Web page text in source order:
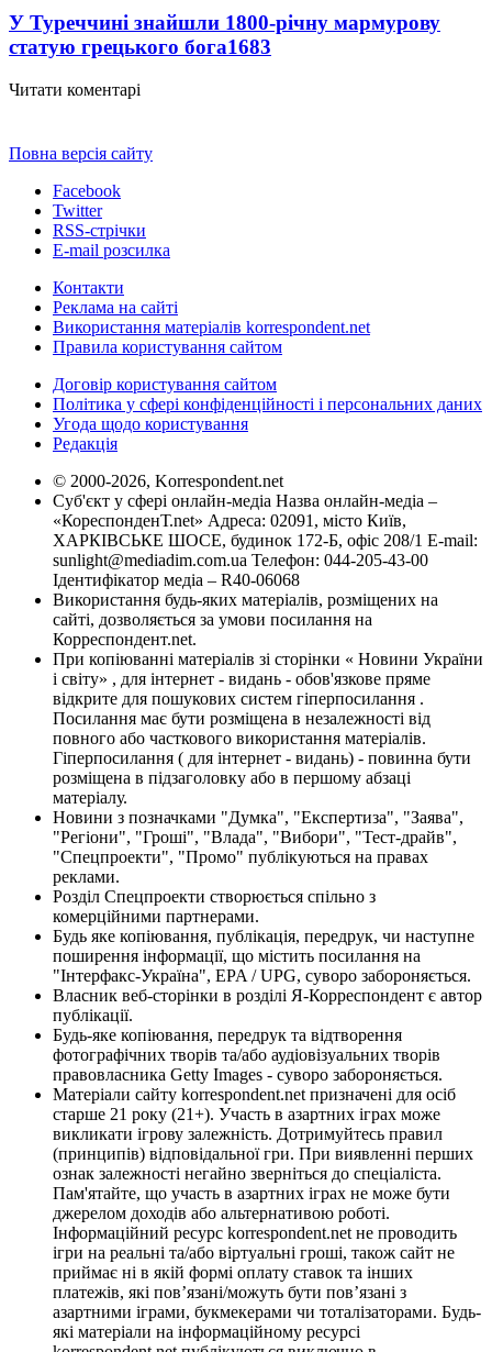
У Туреччині знайшли 1800-річну мармурову
статую грецького бога1683
Читати коментарі
Повна версія сайту
Facebook
Twitter
RSS-стрічки
E-mail розсилка
Контакти
Реклама на сайті
Використання матеріалів korrespondent.net
Правила користування сайтом
Договір користування сайтом
Політика у сфері конфіденційності і персональних даних
Угода щодо користування
Редакція
© 2000-2026, Korrespondent.net
Суб'єкт у сфері онлайн-медіа Назва онлайн-медіа –
«КореспонденТ.net» Адреса: 02091, місто Київ,
ХАРКІВСЬКЕ ШОСЕ, будинок 172-Б, офіс 208/1 E-mail:
sunlight@mediadim.com.ua Телефон: 044-205-43-00
Ідентифікатор медіа – R40-06068
Використання будь-яких матеріалів, розміщених на
сайті, дозволяється за умови посилання на
Корреспондент.net.
При копіюванні матеріалів зі сторінки « Новини України
і світу» , для інтернет - видань - обов'язкове пряме
відкрите для пошукових систем гіперпосилання .
Посилання має бути розміщена в незалежності від
повного або часткового використання матеріалів.
Гіперпосилання ( для інтернет - видань) - повинна бути
розміщена в підзаголовку або в першому абзаці
матеріалу.
Новини з позначками "Думка", "Експертиза", "Заява",
"Регіони", "Гроші", "Влада", "Вибори", "Тест-драйв",
"Спецпроекти", "Промо" публікуються на правах
реклами.
Розділ Спецпроекти створюється спільно з
комерційними партнерами.
Будь яке копіювання, публікація, передрук, чи наступне
поширення інформації, що містить посилання на
"Інтерфакс-Україна", EPA / UPG, суворо забороняється.
Власник веб-сторінки в розділі Я-Корреспондент є автор
публікації.
Будь-яке копіювання, передрук та відтворення
фотографічних творів та/або аудіовізуальних творів
правовласника Getty Images - суворо забороняється.
Матеріали сайту korrespondent.net призначені для осіб
старше 21 року (21+). Участь в азартних іграх може
викликати ігрову залежність. Дотримуйтесь правил
(принципів) відповідальної гри. При виявленні перших
ознак залежності негайно зверніться до спеціаліста.
Пам'ятайте, що участь в азартних іграх не може бути
джерелом доходів або альтернативою роботі.
Інформаційний ресурс korrespondent.net не проводить
ігри на реальні та/або віртуальні гроші, також сайт не
приймає ні в якій формі оплату ставок та інших
платежів, які пов’язані/можуть бути пов’язані з
азартними іграми, букмекерами чи тоталізаторами. Будь-
які матеріали на інформаційному ресурсі